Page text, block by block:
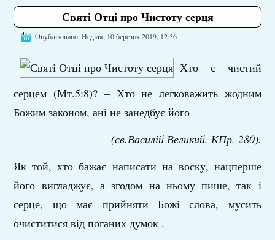
Святі Отці про Чистоту серця
Опубліковано: Неділя, 10 березня 2019, 12:56
Хто є чистий
серцем (Мт.5:8)? – Хто не легковажить жодним
Божим законом, ані не занедбує його
(св.Василій Великий, КПр. 280).
Як той, хто бажає написати на воску, нацперше
його вигладжує, а згодом на ньому пише, так і
серце, що має прийняти Божі слова, мусить
очиститися від поганих думок .